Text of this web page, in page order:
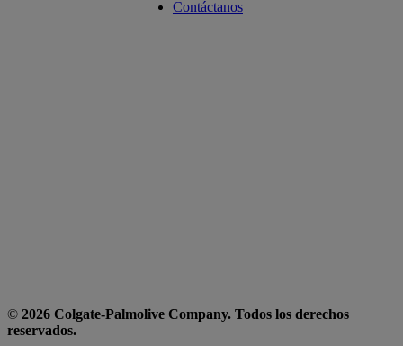
Contáctanos
© 2026 Colgate-Palmolive Company. Todos los derechos
reservados.